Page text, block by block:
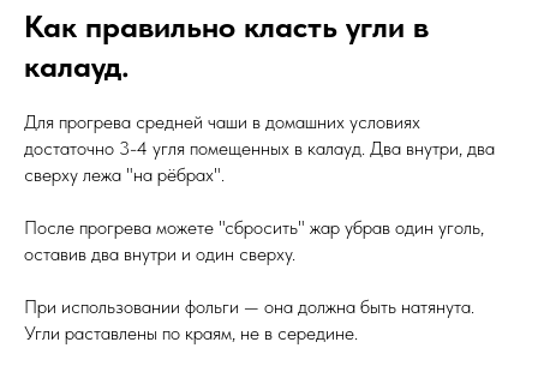
Как правильно класть угли в
калауд.
Для прогрева средней чаши в домашних условиях
достаточно 3-4 угля помещенных в калауд. Два внутри, два
сверху лежа "на рёбрах".
После прогрева можете "сбросить" жар убрав один уголь,
оставив два внутри и один сверху.
При использовании фольги — она должна быть натянута.
Угли раставлены по краям, не в середине.